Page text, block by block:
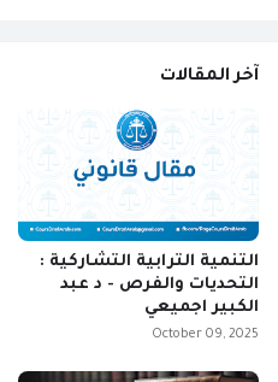
آخر المقالات
التنمية الترابية التشاركية :
التحديات والفرص - د عبد
الكبير اجميعي
October 09, 2025